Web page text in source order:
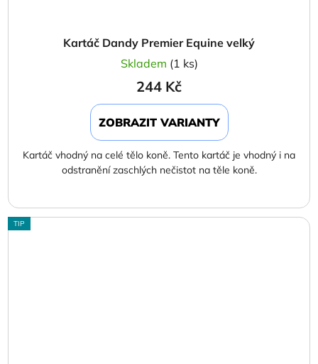
Kartáč Dandy Premier Equine velký
Skladem (1 ks)
244 Kč
ZOBRAZIT VARIANTY
Kartáč vhodný na celé tělo koně. Tento kartáč je vhodný i na
odstranění zaschlých nečistot na těle koně.
TIP